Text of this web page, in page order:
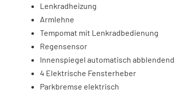
Lenkradheizung
Armlehne
Tempomat mit Lenkradbedienung
Regensensor
Innenspiegel automatisch abblendend
4 Elektrische Fensterheber
Parkbremse elektrisch